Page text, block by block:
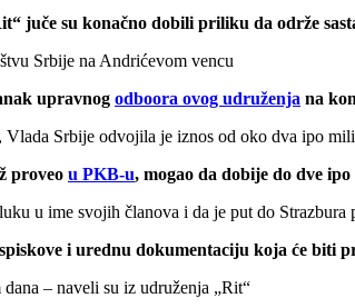
juče su konačno dobili priliku da održe
Srbije na Andrićevom vencu
upravnog odboora ovog udruženja na
Srbije odvojila je iznos od oko dva ipo
proveo u PKB-u, mogao da dobije do dve
u ime svojih članova i da je put do Strazbura
i urednu dokumentaciju koja će biti
– naveli su iz udruženja „Rit“